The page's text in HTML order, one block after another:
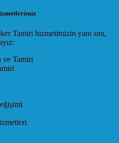
Tamiri hizmetimizin yanı sıra,
ve Tamiri